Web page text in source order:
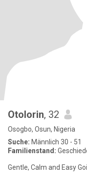
Otolorin, 32
Osogbo, Osun, Nigeria
Suche: Männlich 30 - 51
Familienstand:
Gentle, Calm and Easy